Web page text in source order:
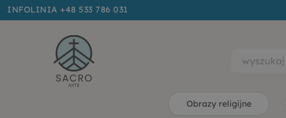
INFOLINIA +48 533 786 031
Obrazy religijne